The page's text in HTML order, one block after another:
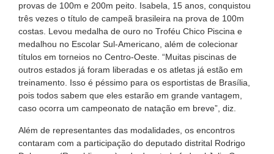
provas de 100m e 200m peito. Isabela, 15 anos, conquistou
três vezes o título de campeã brasileira na prova de 100m
costas. Levou medalha de ouro no Troféu Chico Piscina e
medalhou no Escolar Sul-Americano, além de colecionar
títulos em torneios no Centro-Oeste. “Muitas piscinas de
outros estados já foram liberadas e os atletas já estão em
treinamento. Isso é péssimo para os esportistas de Brasília,
pois todos sabem que eles estarão em grande vantagem,
caso ocorra um campeonato de natação em breve”, diz.
Além de representantes das modalidades, os encontros
contaram com a participação do deputado distrital Rodrigo